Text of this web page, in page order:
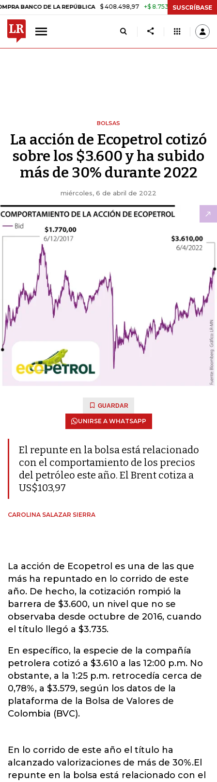
DE LA REPÚBLICA $ 408.498,97 +$ 8.753,81 +2,19% TASA
SUSCRÍBASE
BOLSAS
La acción de Ecopetrol cotizó
sobre los $3.600 y ha subido
más de 30% durante 2022
miércoles, 6 de abril de 2022
GUARDAR
UNIRSE A WHATSAPP
El repunte en la bolsa está relacionado
con el comportamiento de los precios
del petróleo este año. El Brent cotiza a
US$103,97
CAROLINA SALAZAR SIERRA
La acción de Ecopetrol es una de las que
más ha repuntado en lo corrido de este
año. De hecho, la cotización rompió la
barrera de $3.600, un nivel que no se
observaba desde octubre de 2016, cuando
el título llegó a $3.735.
En específico, la especie de la compañía
petrolera cotizó a $3.610 a las 12:00 p.m. No
obstante, a la 1:25 p.m. retrocedía cerca de
0,78%, a $3.579, según los datos de la
plataforma de la Bolsa de Valores de
Colombia (BVC).
En lo corrido de este año el título ha
alcanzado valorizaciones de más de 30%.El
repunte en la bolsa está relacionado con el